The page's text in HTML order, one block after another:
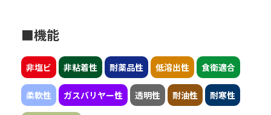
■機能
非塩ビ 非粘着性 耐薬品性 低溶出性 食衛適合
柔軟性 ガスバリヤー性 透明性 耐油性 耐寒性